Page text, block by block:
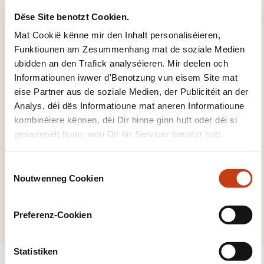
Dëse Site benotzt Cookien.
Mat Cookië kënne mir den Inhalt personaliséieren,
Funktiounen am Zesummenhang mat de soziale Medien
ubidden an den Trafick analyséieren. Mir deelen och
Informatiounen iwwer d'Benotzung vun eisem Site mat
eise Partner aus de soziale Medien, der Publicitéit an der
Analys, déi dës Informatioune mat aneren Informatioune
kombinéiere kënnen, déi Dir hinne ginn hutt oder déi si
gesammelt hunn, wou Dir hir Servicer benotzt hutt.
Noutwenneg Cookien
Preferenz-Cookien
Statistiken
Famille vu
Formatiounsdomain
er zeréckzegoen
Klickt hei, fir all
d'Domainer ze
Sekretariat